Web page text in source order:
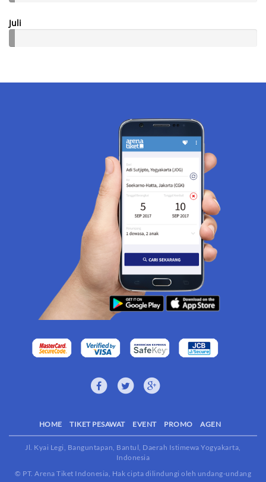
Juli
HOME TIKET PESAWAT EVENT PROMO AGEN
Jl. Kyai Legi, Banguntapan, Bantul, Daerah Istimewa Yogyakarta,
Indonesia
© PT. Arena Tiket Indonesia, Hak cipta dilindungi oleh undang-undang